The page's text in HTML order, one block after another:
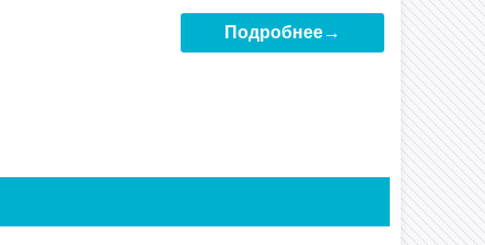
Подробнее→